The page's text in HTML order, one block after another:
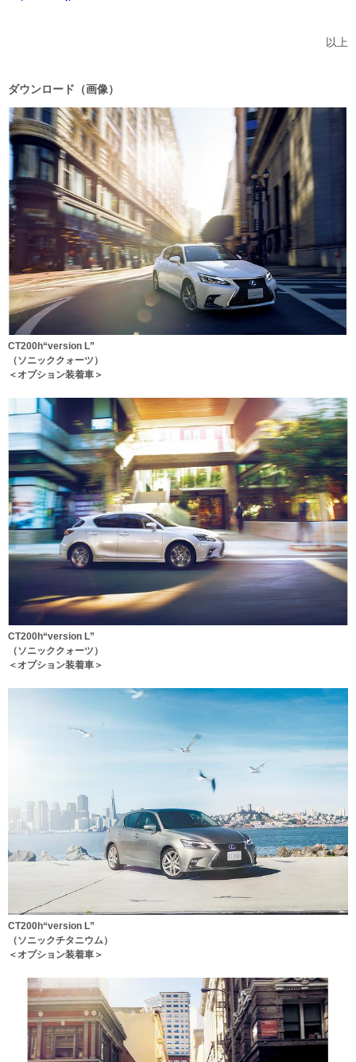
以上
ダウンロード（画像）
CT200h“version L”
（ソニッククォーツ）
＜オプション装着車＞
CT200h“version L”
（ソニッククォーツ）
＜オプション装着車＞
CT200h“version L”
（ソニックチタニウム）
＜オプション装着車＞